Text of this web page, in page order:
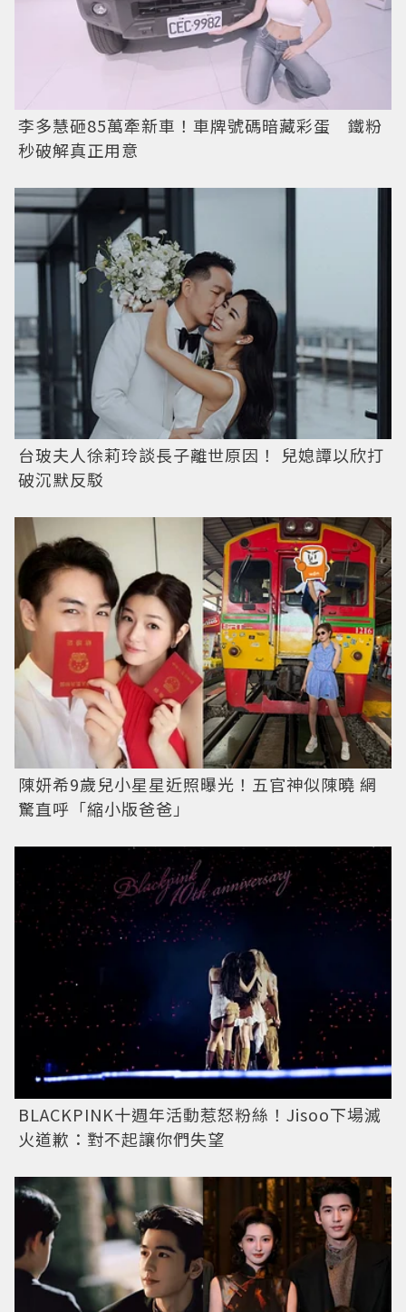
李多慧砸85萬牽新車！車牌號碼暗藏彩蛋 鐵粉
秒破解真正用意
台玻夫人徐莉玲談長子離世原因！ 兒媳譚以欣打
破沉默反駁
陳妍希9歲兒小星星近照曝光！五官神似陳曉 網
驚直呼「縮小版爸爸」
BLACKPINK十週年活動惹怒粉絲！Jisoo下場滅
火道歉：對不起讓你們失望